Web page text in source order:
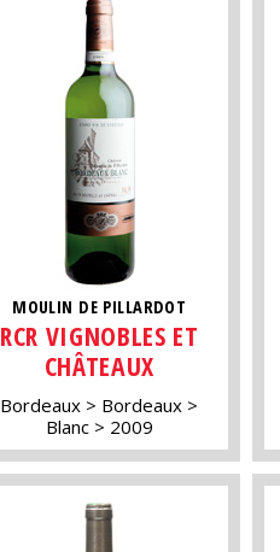
MOULIN DE PILLARDOT
RCR VIGNOBLES ET
CHÂTEAUX
Bordeaux
Bordeaux
Blanc
2009